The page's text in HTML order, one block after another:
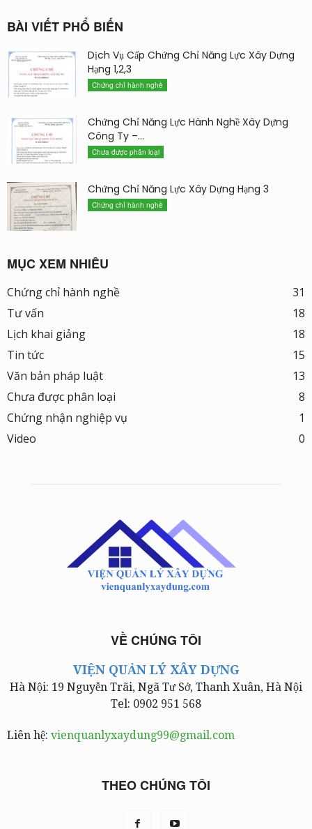
BÀI VIẾT PHỔ BIẾN
Dịch Vụ Cấp Chứng Chỉ Năng Lực Xây Dựng
Hạng 1,2,3
Chứng chỉ hành nghề
Chứng Chỉ Năng Lực Hành Nghề Xây Dựng
Công Ty –...
Chưa được phân loại
Chứng Chỉ Năng Lực Xây Dựng Hạng 3
Chứng chỉ hành nghề
MỤC XEM NHIỀU
Chứng chỉ hành nghề
31
Tư vấn
18
Lịch khai giảng
18
Tin tức
15
Văn bản pháp luật
13
Chưa được phân loại
8
Chứng nhận nghiệp vụ
1
Video
0
VỀ CHÚNG TÔI
VIỆN QUẢN LÝ XÂY DỰNG
Hà Nội: 19 Nguyễn Trãi, Ngã Tư Sở, Thanh Xuân, Hà Nội
Tel: 0902 951 568
Liên hệ: vienquanlyxaydung99@gmail.com
THEO CHÚNG TÔI